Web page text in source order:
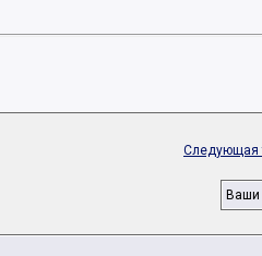
Следующая
Ваши